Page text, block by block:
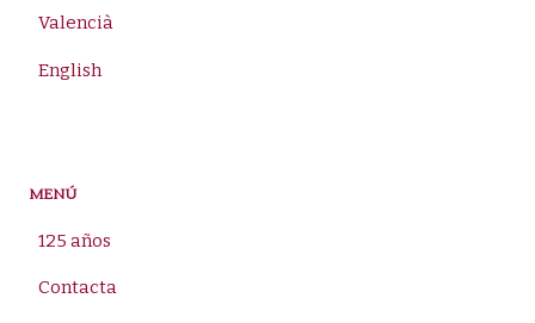
Valencià
English
MENÚ
125 años
Contacta